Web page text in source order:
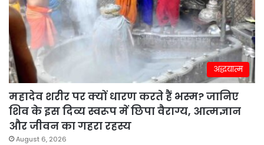
अद्धयात्म
महादेव शरीर पर क्यों धारण करते हैं भस्म? जानिए
शिव के इस दिव्य स्वरूप में छिपा वैराग्य, आत्मज्ञान
और जीवन का गहरा रहस्य
August 6, 2026